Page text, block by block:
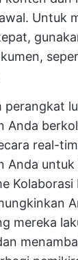
Untuk
perangkat
Anda
real-
Anda
Kolaborasi
mereka